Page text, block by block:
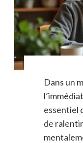
Dans un
essentiel
de